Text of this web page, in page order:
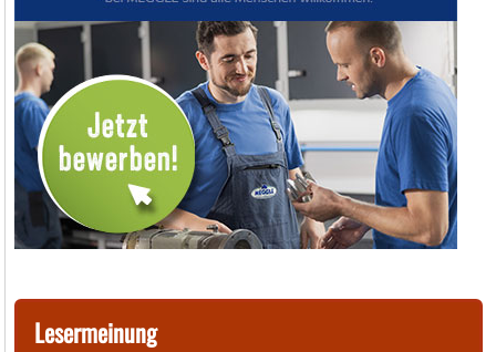
Lesermeinung